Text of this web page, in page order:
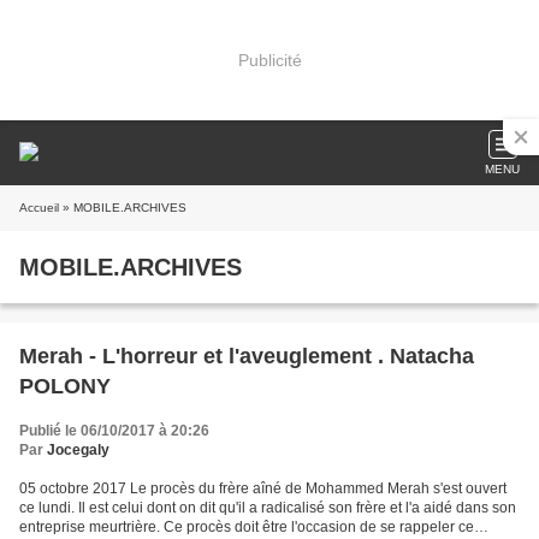
Publicité
MENU
Accueil » MOBILE.ARCHIVES
MOBILE.ARCHIVES
Merah - L'horreur et l'aveuglement . Natacha
POLONY
Publié le 06/10/2017 à 20:26
Par Jocegaly
05 octobre 2017 Le procès du frère aîné de Mohammed Merah s'est ouvert
ce lundi. Il est celui dont on dit qu'il a radicalisé son frère et l'a aidé dans son
entreprise meurtrière. Ce procès doit être l'occasion de se rappeler ce